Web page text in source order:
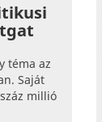
téma az
Saját
millió